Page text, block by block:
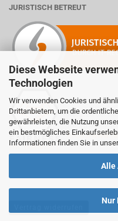
Diese Webseite
Technologien
Wir verwenden Cookies und
Drittanbietern, um die
gewährleisten, die Nutzung
ein bestmögliches
Informationen finden Sie in
Alle
Nur
JURISTISCH BETREUT
Mitglied der
Informationen
https://